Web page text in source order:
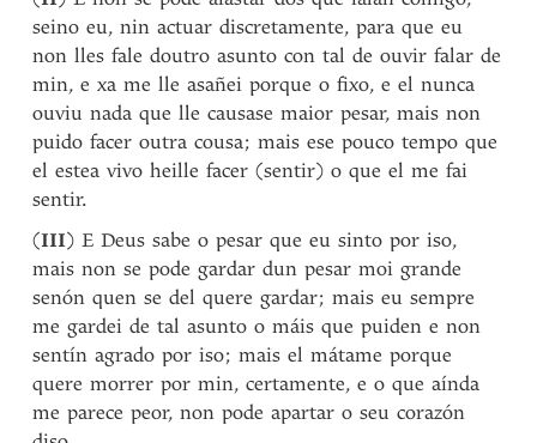
seino eu, nin actuar discretamente, para que eu
non lles fale doutro asunto con tal de ouvir falar de
min, e xa me lle asañei porque o fixo, e el nunca
ouviu nada que lle causase maior pesar, mais non
puido facer outra cousa; mais ese pouco tempo que
el estea vivo heille facer (sentir) o que el me fai
sentir.
(III) E Deus sabe o pesar que eu sinto por iso,
mais non se pode gardar dun pesar moi grande
senón quen se del quere gardar; mais eu sempre
me gardei de tal asunto o máis que puiden e non
sentín agrado por iso; mais el mátame porque
quere morrer por min, certamente, e o que aínda
me parece peor, non pode apartar o seu corazón